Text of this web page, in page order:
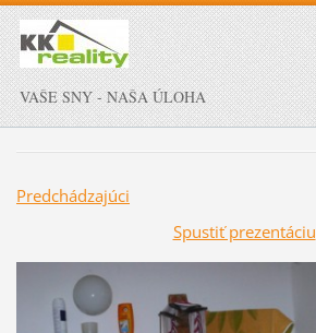
VAŠE SNY - NAŠA ÚLOHA
Predchádzajúci
Spustiť prezentáciu